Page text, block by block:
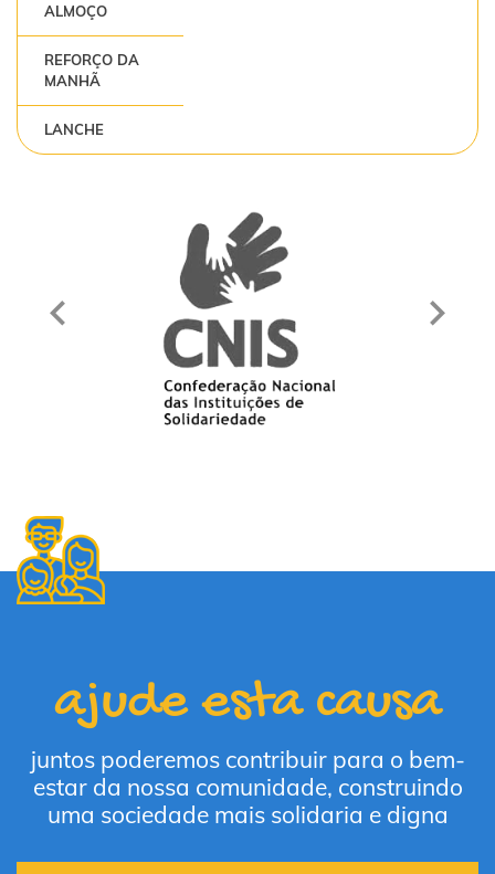
ALMOÇO
REFORÇO DA
MANHÃ
LANCHE
ajude esta causa
juntos poderemos contribuir para o bem-
estar da nossa comunidade, construindo
uma sociedade mais solidaria e digna